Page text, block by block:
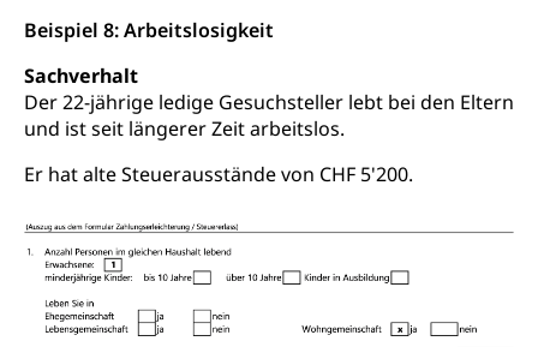
Beispiel 8: Arbeitslosigkeit
Sachverhalt
Der 22-jährige ledige Gesuchsteller lebt bei den Eltern
und ist seit längerer Zeit arbeitslos.
Er hat alte Steuerausstände von CHF 5'200.